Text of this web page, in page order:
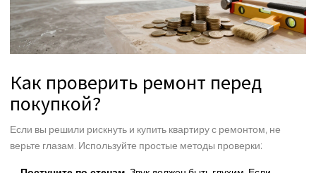
Как проверить ремонт перед
покупкой?
Если вы решили рискнуть и купить квартиру с ремонтом, не
верьте глазам. Используйте простые методы проверки: